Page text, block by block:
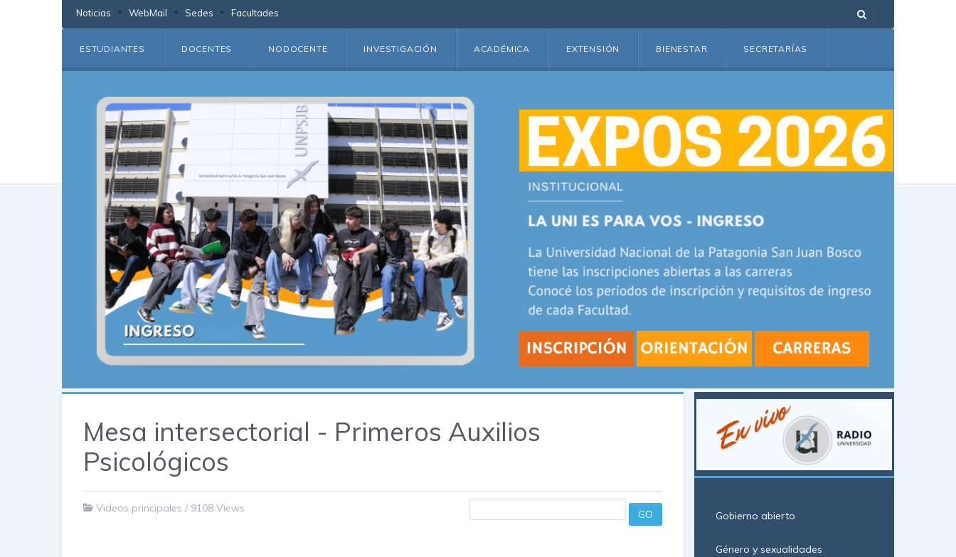
Noticias WebMail Sedes Facultades
ESTUDIANTES DOCENTES NODOCENTE INVESTIGACIÓN ACADÉMICA EXTENSIÓN BIENESTAR SECRETARÍAS
Mesa intersectorial - Primeros Auxilios
Psicológicos
Videos principales / 9108 Views GO Gobierno abierto
Género y sexualidades